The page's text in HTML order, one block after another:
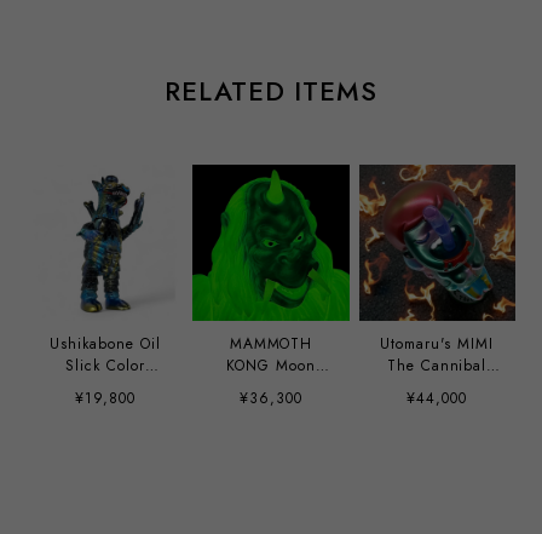
RELATED ITEMS
Ushikabone Oil
Slick Color
Tomenosuke
Exclusive by
¥19,800
MAMMOTH
KONG Moon
Light edition
¥36,300
Utomaru's MIMI
The Cannibal
Girl hand paint
custom by Mirock
¥44,000